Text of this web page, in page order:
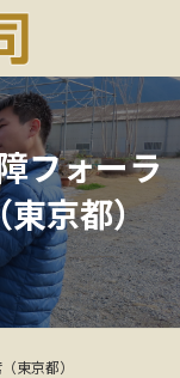
フォーラ
東京都）
東京都）